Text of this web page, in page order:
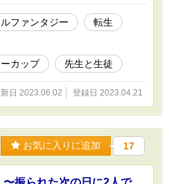
ファンタジー
転生
カップ
先生と生徒
日 2023.06.02 登録日 2023.04.21
お気に入りに追加 17